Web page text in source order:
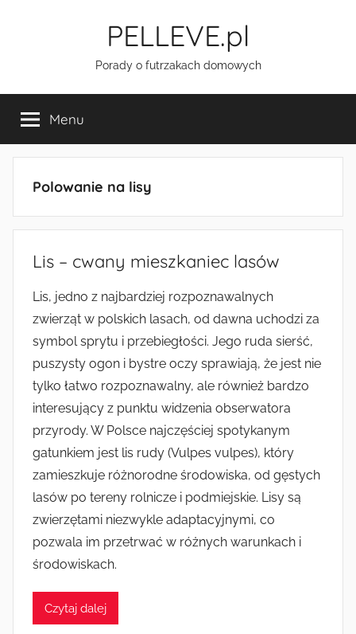
PELLEVE.pl
Porady o futrzakach domowych
Menu
Polowanie na lisy
Lis – cwany mieszkaniec lasów
Lis, jedno z najbardziej rozpoznawalnych
zwierząt w polskich lasach, od dawna uchodzi za
symbol sprytu i przebiegłości. Jego ruda sierść,
puszysty ogon i bystre oczy sprawiają, że jest nie
tylko łatwo rozpoznawalny, ale również bardzo
interesujący z punktu widzenia obserwatora
przyrody. W Polsce najczęściej spotykanym
gatunkiem jest lis rudy (Vulpes vulpes), który
zamieszkuje różnorodne środowiska, od gęstych
lasów po tereny rolnicze i podmiejskie. Lisy są
zwierzętami niezwykle adaptacyjnymi, co
pozwala im przetrwać w różnych warunkach i
środowiskach.
Czytaj dalej